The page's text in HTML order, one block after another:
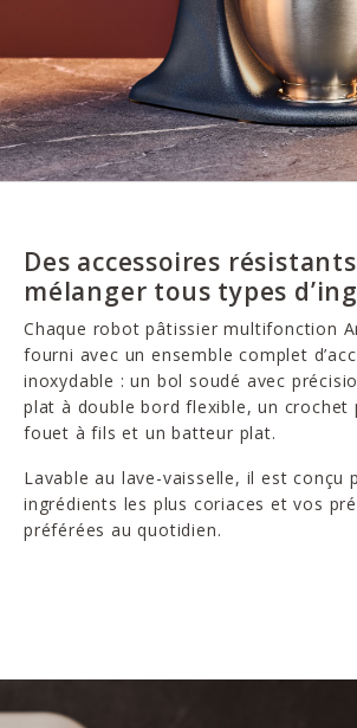
Des accessoires
mélanger tous types
Chaque robot pâtissier multifonction
fourni avec un ensemble complet
inoxydable : un bol soudé avec
plat à double bord flexible, un crochet
fouet à fils et un batteur plat.
Lavable au lave-vaisselle, il est conçu
ingrédients les plus coriaces et vos
préférées au quotidien.